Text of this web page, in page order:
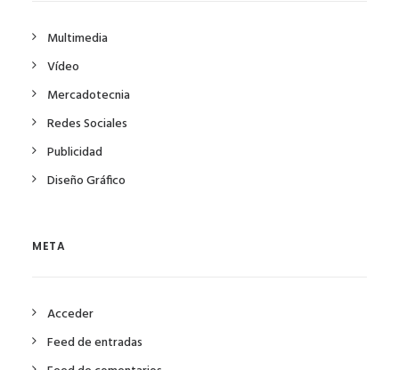
Multimedia
Vídeo
Mercadotecnia
Redes Sociales
Publicidad
Diseño Gráfico
META
Acceder
Feed de entradas